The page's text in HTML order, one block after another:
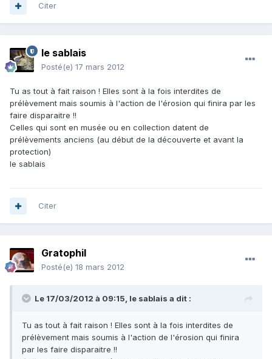
Citer
le sablais
Posté(e) 17 mars 2012
Tu as tout à fait raison ! Elles sont à la fois interdites de
prélèvement mais soumis à l'action de l'érosion qui finira par les
faire disparaitre !!
Celles qui sont en musée ou en collection datent de
prélèvements anciens (au début de la découverte et avant la
protection)
le sablais
Citer
Gratophil
Posté(e) 18 mars 2012
Le 17/03/2012 à 09:15, le sablais a dit :
Tu as tout à fait raison ! Elles sont à la fois interdites de
prélèvement mais soumis à l'action de l'érosion qui finira
par les faire disparaitre !!